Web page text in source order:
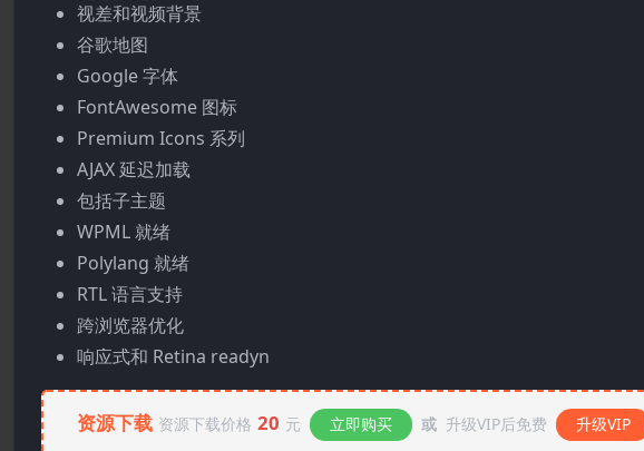
视差和视频背景
谷歌地图
Google 字体
FontAwesome 图标
Premium Icons 系列
AJAX 延迟加载
包括子主题
WPML 就绪
Polylang 就绪
RTL 语言支持
跨浏览器优化
响应式和 Retina readyn
资源下载 资源下载价格 20 元 立即购买 或 升级VIP后免费 升级VIP